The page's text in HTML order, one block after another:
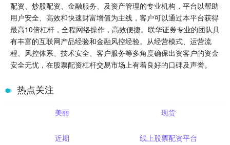
配资、炒股配资、金融服务、及资产管理的专业机构，平台以帮助
用户安全、高效和快速财富增值为主线，客户可以通过本平台获得
最高10倍杠杆，全程网络操作，高效便捷。联华证券专业的团队具
有丰富的互联网产品经验和金融风控经验。从经营模式、运营流
程、风控体系、技术安全、客户服务等多角度确保出资客户的资金
安全无忧，在股票配资杠杆交易市场上有着良好的口碑及声誉。
热点关注
美丽 现货
近期 线上股票配资平台